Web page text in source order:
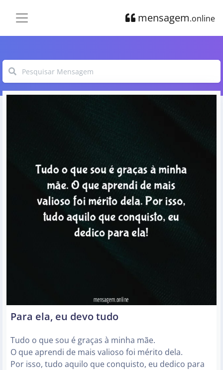
mensagem.online
Para ela, eu devo tudo
Tudo o que sou é graças à minha mãe.
O que aprendi de mais valioso foi mérito dela.
Por isso, tudo aquilo que conquisto, eu dedico para